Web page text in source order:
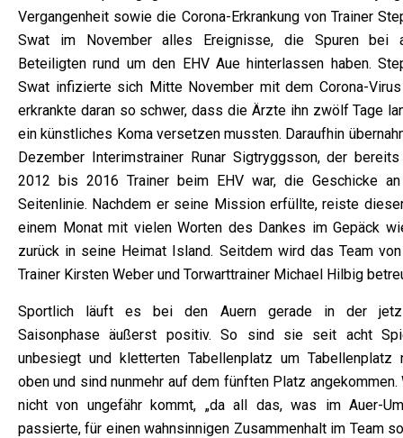
Vergangenheit sowie die Corona-Erkrankung von Trainer
Swat im November alles Ereignisse, die Spuren bei
Beteiligten rund um den EHV Aue hinterlassen haben.
Swat infizierte sich Mitte November mit dem Corona-
erkrankte daran so schwer, dass die Ärzte ihn zwölf Tage
ein künstliches Koma versetzen mussten. Daraufhin
Dezember Interimstrainer Runar Sigtryggsson, der
2012 bis 2016 Trainer beim EHV war, die Geschicke
Seitenlinie. Nachdem er seine Mission erfüllte, reiste
einem Monat mit vielen Worten des Dankes im Gepäck
zurück in seine Heimat Island. Seitdem wird das Team
Trainer Kirsten Weber und Torwarttrainer Michael Hilbig
Sportlich läuft es bei den Auern gerade in der
Saisonphase äußerst positiv. So sind sie seit acht
unbesiegt und kletterten Tabellenplatz um Tabellenplatz
oben und sind nunmehr auf dem fünften Platz angekommen.
nicht von ungefähr kommt, „da all das, was im Auer-
passierte, für einen wahnsinnigen Zusammenhalt im Team